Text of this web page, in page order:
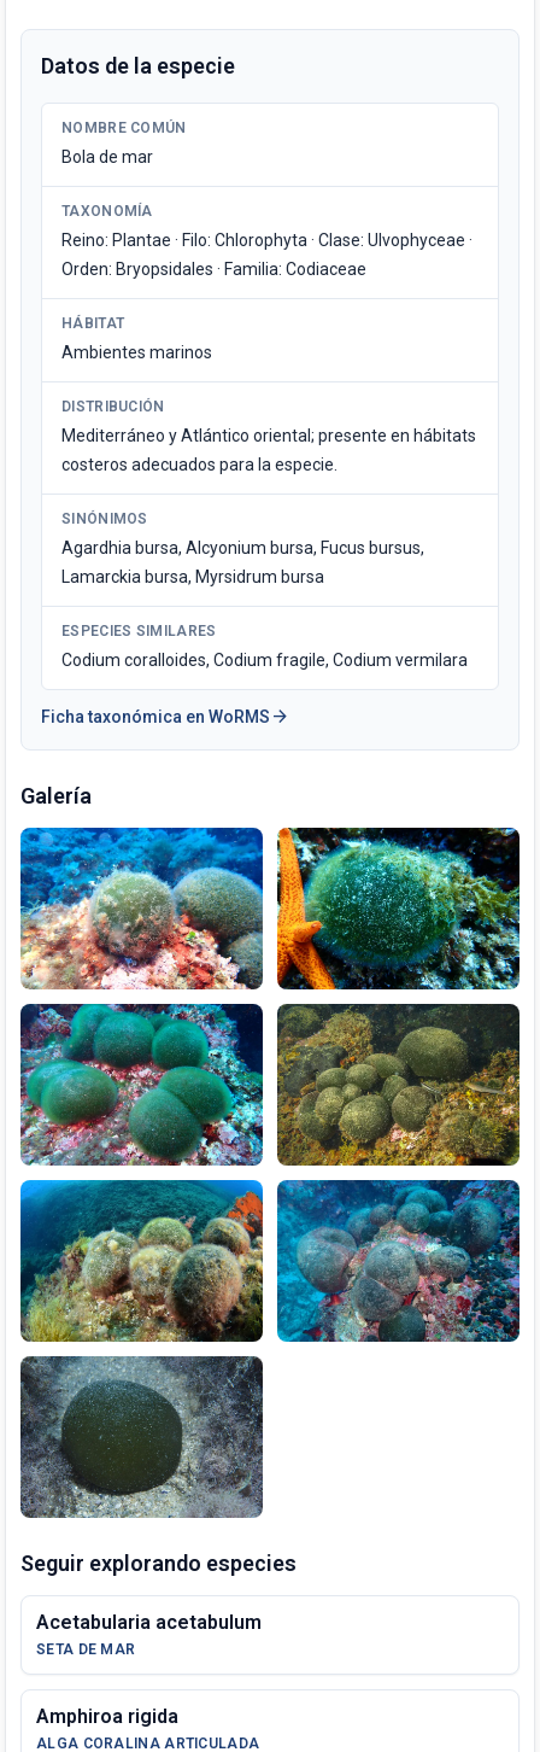
Datos de la especie
NOMBRE COMÚN
Bola de mar
TAXONOMÍA
Reino: Plantae · Filo: Chlorophyta · Clase: Ulvophyceae ·
Orden: Bryopsidales · Familia: Codiaceae
HÁBITAT
Ambientes marinos
DISTRIBUCIÓN
Mediterráneo y Atlántico oriental; presente en hábitats
costeros adecuados para la especie.
SINÓNIMOS
Agardhia bursa, Alcyonium bursa, Fucus bursus,
Lamarckia bursa, Myrsidrum bursa
ESPECIES SIMILARES
Codium coralloides, Codium fragile, Codium vermilara
Ficha taxonómica en WoRMS arrow_forward
Galería
Seguir explorando especies
Acetabularia acetabulum
SETA DE MAR
Amphiroa rigida
ALGA CORALINA ARTICULADA